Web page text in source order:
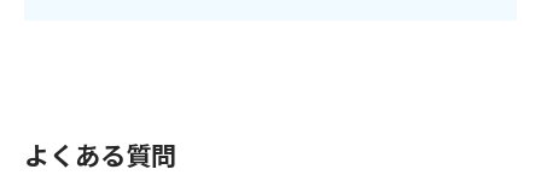
よくある質問